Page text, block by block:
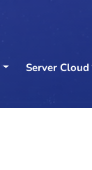
Server Cloud